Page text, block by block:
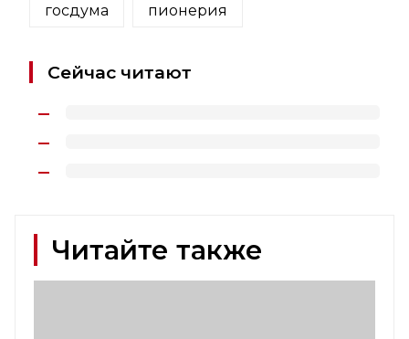
госдума пионерия
Сейчас читают
Читайте также